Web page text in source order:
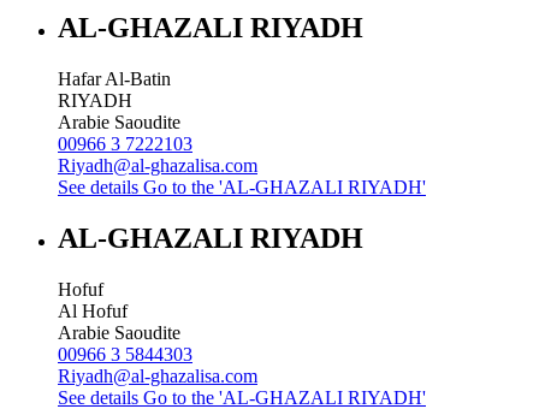
AL-GHAZALI RIYADH
Hafar Al-Batin
RIYADH
Arabie Saoudite
00966 3 7222103
Riyadh@al-ghazalisa.com
See details Go to the 'AL-GHAZALI RIYADH'
AL-GHAZALI RIYADH
Hofuf
Al Hofuf
Arabie Saoudite
00966 3 5844303
Riyadh@al-ghazalisa.com
See details Go to the 'AL-GHAZALI RIYADH'